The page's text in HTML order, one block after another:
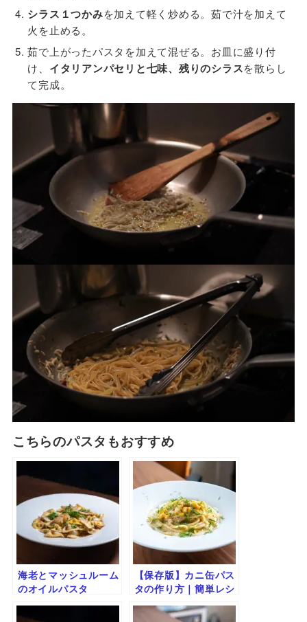
シラス１つかみを加えて軽く炒める。茹で汁を加えて
火を止める。
茹で上がったパスタを加えて混ぜる。お皿に盛り付
け、 イタリアンパセリと七味、残りのシラスを散らし
て完成。
こちらのパスタもおすすめ
海老とマッシュルーム
のオイルパスタ
【保存版】カニ缶パス
タの作り方｜簡単レシ